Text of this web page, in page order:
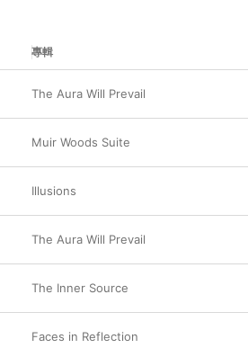
專輯
The Aura Will Prevail
Muir Woods Suite
Illusions
The Aura Will Prevail
The Inner Source
Faces in Reflection